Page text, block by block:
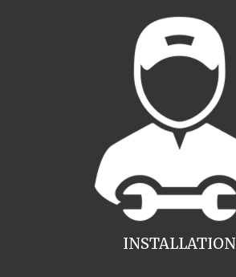
INSTALLATION